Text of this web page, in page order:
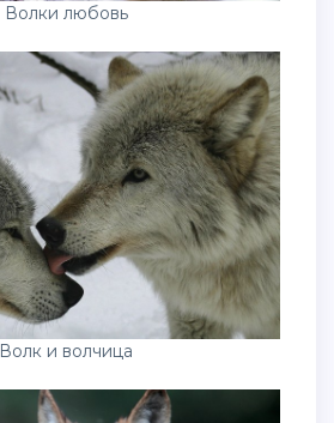
Волки любовь
Волк и волчица